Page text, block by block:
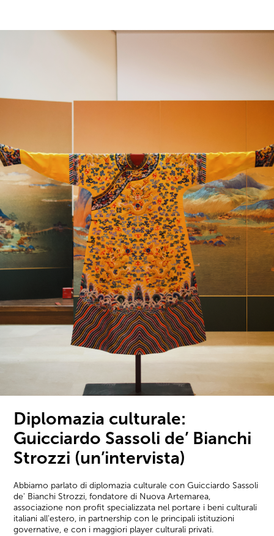
Diplomazia culturale:
Guicciardo Sassoli de’ Bianchi
Strozzi (un’intervista)
Abbiamo parlato di diplomazia culturale con Guicciardo Sassoli
de' Bianchi Strozzi, fondatore di Nuova Artemarea,
associazione non profit specializzata nel portare i beni culturali
italiani all'estero, in partnership con le principali istituzioni
governative, e con i maggiori player culturali privati.